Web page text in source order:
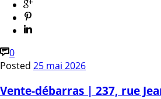
0
Posted 25 mai 2026
Vente-débarras | 237, rue